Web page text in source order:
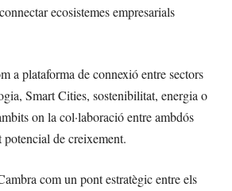
ecosistemes empresarials
a plataforma de connexió entre sectors
Smart Cities, sostenibilitat, energia o
on la col·laboració entre ambdós
potencial de creixement.
com un pont estratègic entre els